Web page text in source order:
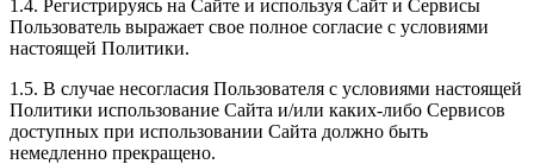
1.4. Регистрируясь на Сайте и используя Сайт и Сервисы
Пользователь выражает свое полное согласие с условиями
настоящей Политики.
1.5. В случае несогласия Пользователя с условиями настоящей
Политики использование Сайта и/или каких-либо Сервисов
доступных при использовании Сайта должно быть
немедленно прекращено.